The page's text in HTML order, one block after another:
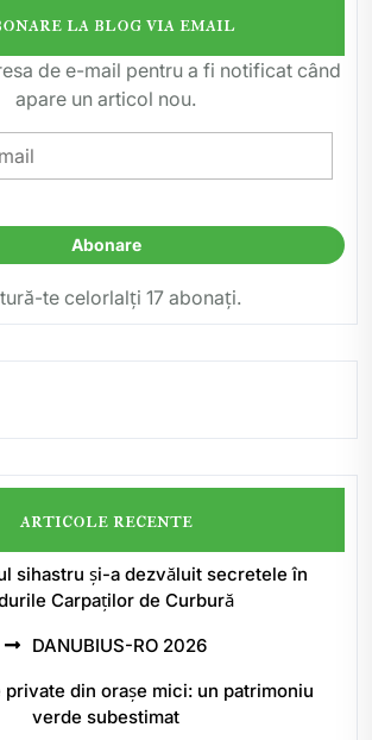
la blog via email
de e-mail pentru a fi notificat când
apare un articol nou.
Abonare
te celorlalți 17 abonați.
articole recente
sihastru și-a dezvăluit secretele în
Carpaților de Curbură
DANUBIUS-RO 2026
private din orașe mici: un patrimoniu
verde subestimat